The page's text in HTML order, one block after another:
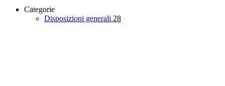
Categorie
Disposizioni generali 28